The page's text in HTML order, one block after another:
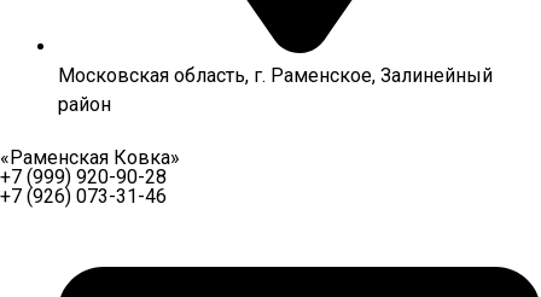
Московская область, г. Раменское, Залинейный
район
«Раменская Ковка»
+7 (999) 920-90-28
+7 (926) 073-31-46